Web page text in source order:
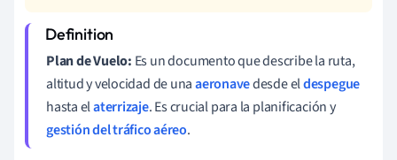
Plan de Vuelo: Es un documento que describe la ruta,
altitud y velocidad de unaaeronavedesde eldespegue
hasta elaterrizaje. Es crucial para la planificación y
gestión del tráfico aéreo.